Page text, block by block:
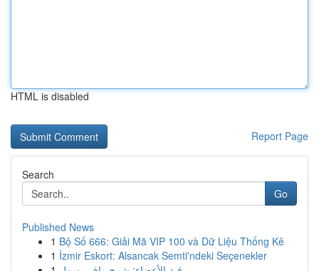
HTML is disabled
Report Page
Search
Go
Published News
1 Bộ Số 666: Giải Mã VIP 100 và Dữ Liệu Thống Kê
1 İzmir Eskort: Alsancak Semti'ndeki Seçenekler